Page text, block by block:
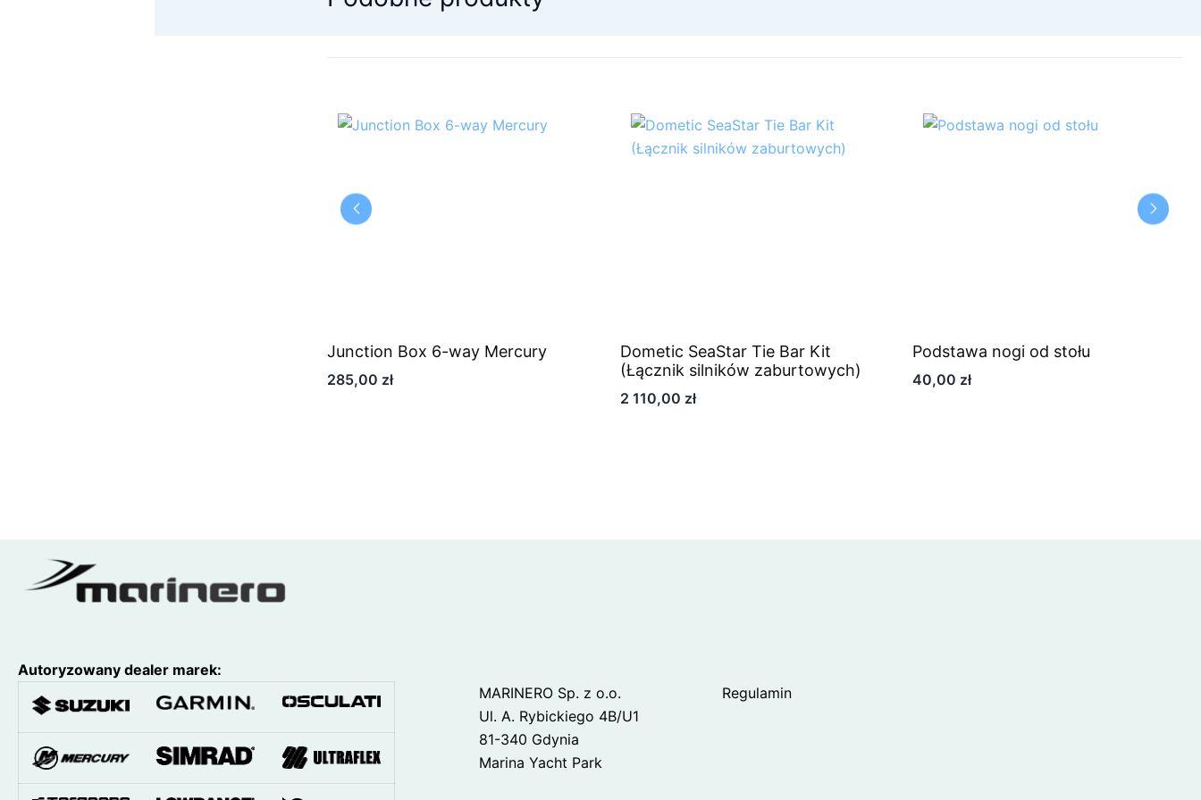
Junction Box 6-way Mercury
285,00 zł
Dometic SeaStar Tie Bar Kit
(Łącznik silników zaburtowych)
2 110,00 zł
Podstawa nogi od stołu
40,00 zł
Autoryzowany dealer marek:
MARINERO Sp. z o.o.
Ul. A. Rybickiego 4B/U1
81-340 Gdynia
Marina Yacht Park
Regulamin